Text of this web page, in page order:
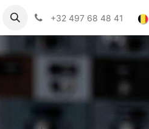
Jobs +32 497 68 48 41